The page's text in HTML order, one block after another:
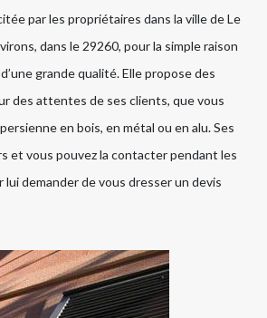
par les propriétaires dans la ville de Le
dans le 29260, pour la simple raison
grande qualité. Elle propose des
des attentes de ses clients, que vous
en bois, en métal ou en alu. Ses
et vous pouvez la contacter pendant les
lui demander de vous dresser un devis